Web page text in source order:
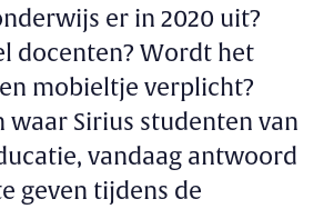
er in 2020 uit?
docenten? Wordt het
mobieltje verplicht?
waar Sirius studenten van
vandaag antwoord
geven tijdens de